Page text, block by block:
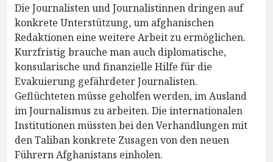
Die Journalisten und Journalistinnen dringen auf
konkrete Unterstützung, um afghanischen
Redaktionen eine weitere Arbeit zu ermöglichen.
Kurzfristig brauche man auch diplomatische,
konsularische und finanzielle Hilfe für die
Evakuierung gefährdeter Journalisten.
Geflüchteten müsse geholfen werden, im Ausland
im Journalismus zu arbeiten. Die internationalen
Institutionen müssten bei den Verhandlungen mit
den Taliban konkrete Zusagen von den neuen
Führern Afghanistans einholen.